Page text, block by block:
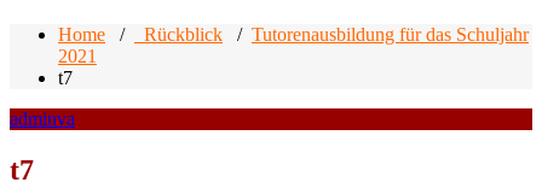
Home / _Rückblick / Tutorenausbildung für das Schuljahr
2021
t7
adminva
t7